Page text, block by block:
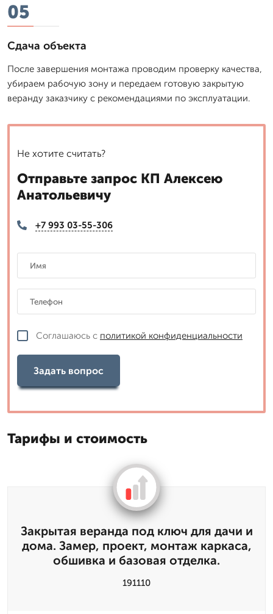
05
Сдача объекта
После завершения монтажа проводим проверку качества,
убираем рабочую зону и передаем готовую закрытую
веранду заказчику с рекомендациями по эксплуатации.
Не хотите считать?
Отправьте запрос КП Алексею
Анатольевичу
+7 993 03-55-306
Соглашаюсь с политикой конфиденциальности
Задать вопрос
Тарифы и стоимость
Закрытая веранда под ключ для дачи и
дома. Замер, проект, монтаж каркаса,
обшивка и базовая отделка.
191110